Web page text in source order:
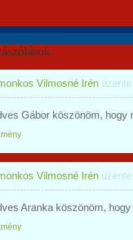
Vilmosné Irén
Gábor köszönöm, hogy
Vilmosné Irén
Aranka köszönöm,